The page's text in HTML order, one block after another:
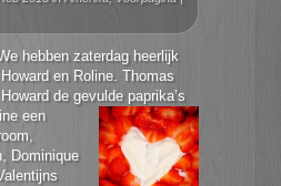
hebben zaterdag heerlijk
en Roline. Thomas
de gevuldepaprika’s
een
Dominique